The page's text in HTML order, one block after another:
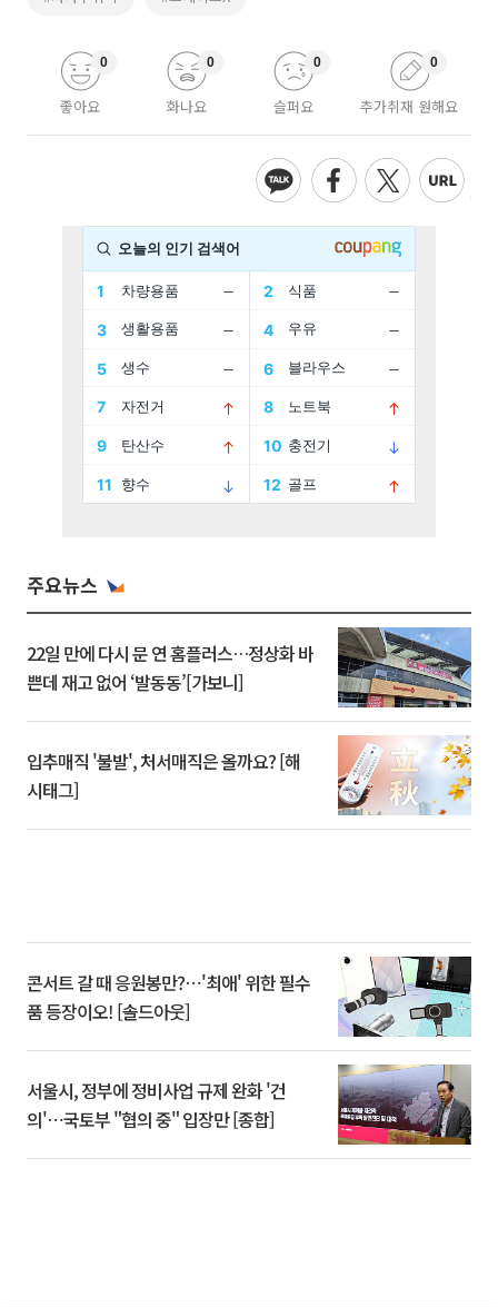
좋아요
0
화나요
0
슬퍼요
0
추가취재 원해요
0
주요뉴스
22일 만에 다시 문 연 홈플러스…정상화 바
쁜데 재고 없어 ‘발동동’[가보니]
입추매직 '불발', 처서매직은 올까요? [해
시태그]
콘서트 갈 때 응원봉만?⋯'최애' 위한 필수
품 등장이오! [솔드아웃]
서울시, 정부에 정비사업 규제 완화 '건
의'⋯국토부 "협의 중" 입장만 [종합]